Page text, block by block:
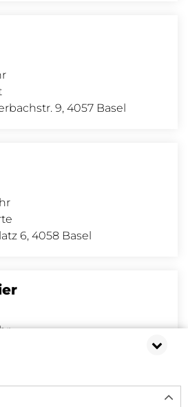
9, 4057 Basel
6, 4058 Basel
9, 4057 Basel